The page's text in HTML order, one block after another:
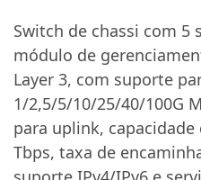
Switch de chassi com 5
módulo de
Layer 3, com suporte
1/2,5/5/10/25/40/100G
para uplink,
Tbps, taxa de